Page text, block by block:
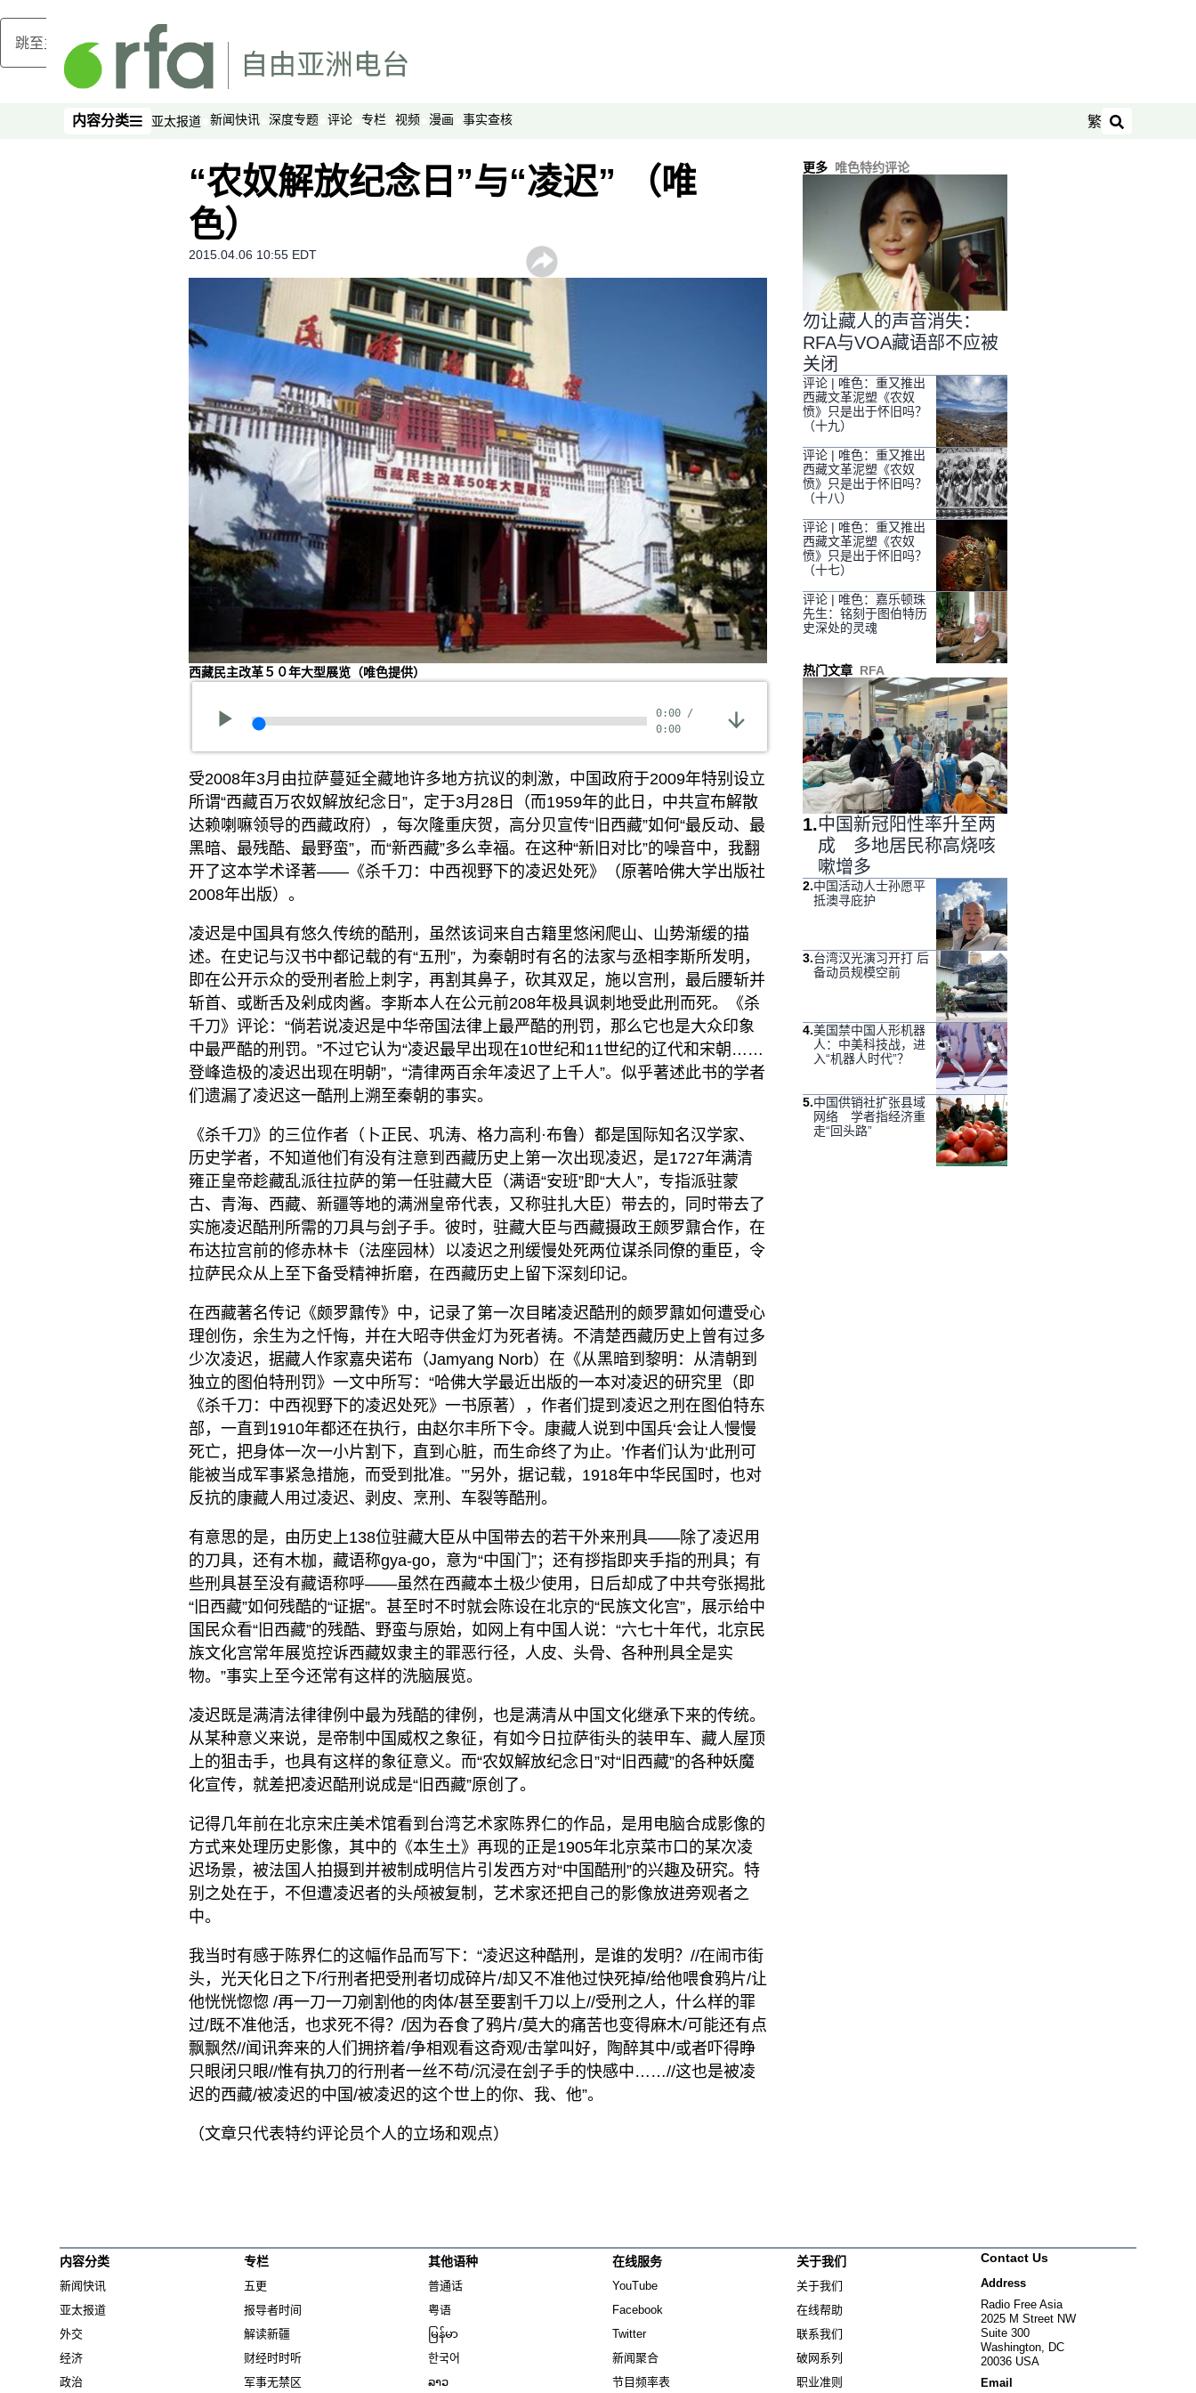
跳至主内容
内容分类
内容分类 亚太报道 新闻快讯 深度专题 评论 专栏 视频 漫画 事实查核 繁
搜索
观点
兵家常事
“农奴解放纪念日”与“凌迟” （唯
色）
2015.04.06 10:55 EDT
西藏民主改革５０年大型展览（唯色提供）
0:00 /
0:00
受2008年3月由拉萨蔓延全藏地许多地方抗议的刺激，中国政府于2009年特别设立
所谓“西藏百万农奴解放纪念日”，定于3月28日（而1959年的此日，中共宣布解散
达赖喇嘛领导的西藏政府），每次隆重庆贺，高分贝宣传“旧西藏”如何“最反动、最
黑暗、最残酷、最野蛮”，而“新西藏”多么幸福。在这种“新旧对比”的噪音中，我翻
开了这本学术译著——《杀千刀：中西视野下的凌迟处死》（原著哈佛大学出版社
2008年出版）。
凌迟是中国具有悠久传统的酷刑，虽然该词来自古籍里悠闲爬山、山势渐缓的描
述。在史记与汉书中都记载的有“五刑”，为秦朝时有名的法家与丞相李斯所发明，
即在公开示众的受刑者脸上刺字，再割其鼻子，砍其双足，施以宫刑，最后腰斩并
斩首、或断舌及剁成肉酱。李斯本人在公元前208年极具讽刺地受此刑而死。《杀
千刀》评论：“倘若说凌迟是中华帝国法律上最严酷的刑罚，那么它也是大众印象
中最严酷的刑罚。”不过它认为“凌迟最早出现在10世纪和11世纪的辽代和宋朝……
登峰造极的凌迟出现在明朝”，“清律两百余年凌迟了上千人”。似乎著述此书的学者
们遗漏了凌迟这一酷刑上溯至秦朝的事实。
《杀千刀》的三位作者（卜正民、巩涛、格力高利·布鲁）都是国际知名汉学家、
历史学者，不知道他们有没有注意到西藏历史上第一次出现凌迟，是1727年满清
雍正皇帝趁藏乱派往拉萨的第一任驻藏大臣（满语“安班”即“大人”，专指派驻蒙
古、青海、西藏、新疆等地的满洲皇帝代表，又称驻扎大臣）带去的，同时带去了
实施凌迟酷刑所需的刀具与刽子手。彼时，驻藏大臣与西藏摄政王颇罗鼐合作，在
布达拉宫前的修赤林卡（法座园林）以凌迟之刑缓慢处死两位谋杀同僚的重臣，令
拉萨民众从上至下备受精神折磨，在西藏历史上留下深刻印记。
在西藏著名传记《颇罗鼐传》中，记录了第一次目睹凌迟酷刑的颇罗鼐如何遭受心
理创伤，余生为之忏悔，并在大昭寺供金灯为死者祷。不清楚西藏历史上曾有过多
少次凌迟，据藏人作家嘉央诺布（Jamyang Norb）在《从黑暗到黎明：从清朝到
独立的图伯特刑罚》一文中所写：“哈佛大学最近出版的一本对凌迟的研究里（即
《杀千刀：中西视野下的凌迟处死》一书原著），作者们提到凌迟之刑在图伯特东
部，一直到1910年都还在执行，由赵尔丰所下令。康藏人说到中国兵‘会让人慢慢
死亡，把身体一次一小片割下，直到心脏，而生命终了为止。’作者们认为‘此刑可
能被当成军事紧急措施，而受到批准。’”另外，据记载，1918年中华民国时，也对
反抗的康藏人用过凌迟、剥皮、烹刑、车裂等酷刑。
有意思的是，由历史上138位驻藏大臣从中国带去的若干外来刑具——除了凌迟用
的刀具，还有木枷，藏语称gya-go，意为“中国门”；还有拶指即夹手指的刑具；有
些刑具甚至没有藏语称呼——虽然在西藏本土极少使用，日后却成了中共夸张揭批
“旧西藏”如何残酷的“证据”。甚至时不时就会陈设在北京的“民族文化宫”，展示给中
国民众看“旧西藏”的残酷、野蛮与原始，如网上有中国人说：“六七十年代，北京民
族文化宫常年展览控诉西藏奴隶主的罪恶行径，人皮、头骨、各种刑具全是实
物。”事实上至今还常有这样的洗脑展览。
凌迟既是满清法律律例中最为残酷的律例，也是满清从中国文化继承下来的传统。
从某种意义来说，是帝制中国威权之象征，有如今日拉萨街头的装甲车、藏人屋顶
上的狙击手，也具有这样的象征意义。而“农奴解放纪念日”对“旧西藏”的各种妖魔
化宣传，就差把凌迟酷刑说成是“旧西藏”原创了。
记得几年前在北京宋庄美术馆看到台湾艺术家陈界仁的作品，是用电脑合成影像的
方式来处理历史影像，其中的《本生土》再现的正是1905年北京菜市口的某次凌
迟场景，被法国人拍摄到并被制成明信片引发西方对“中国酷刑”的兴趣及研究。特
别之处在于，不但遭凌迟者的头颅被复制，艺术家还把自己的影像放进旁观者之
中。
我当时有感于陈界仁的这幅作品而写下：“凌迟这种酷刑，是谁的发明？//在闹市街
头，光天化日之下/行刑者把受刑者切成碎片/却又不准他过快死掉/给他喂食鸦片/让
他恍恍惚惚 /再一刀一刀剜割他的肉体/甚至要割千刀以上//受刑之人，什么样的罪
过/既不准他活，也求死不得？/因为吞食了鸦片/莫大的痛苦也变得麻木/可能还有点
飘飘然//闻讯奔来的人们拥挤着/争相观看这奇观/击掌叫好，陶醉其中/或者吓得睁
只眼闭只眼//惟有执刀的行刑者一丝不苟/沉浸在刽子手的快感中……//这也是被凌
迟的西藏/被凌迟的中国/被凌迟的这个世上的你、我、他”。
（文章只代表特约评论员个人的立场和观点）
更多 唯色特约评论
勿让藏人的声音消失：
RFA与VOA藏语部不应被
关闭
评论 | 唯色：重又推出
西藏文革泥塑《农奴
愤》只是出于怀旧吗？
（十九）
评论 | 唯色：重又推出
西藏文革泥塑《农奴
愤》只是出于怀旧吗？
（十八）
评论 | 唯色：重又推出
西藏文革泥塑《农奴
愤》只是出于怀旧吗？
（十七）
评论 | 唯色：嘉乐顿珠
先生：铭刻于图伯特历
史深处的灵魂
热门文章 RFA
1.中国新冠阳性率升至两
成 多地居民称高烧咳
嗽增多
2.中国活动人士孙愿平
抵澳寻庇护
3.台湾汉光演习开打 后
备动员规模空前
4.美国禁中国人形机器
人：中美科技战，进
入“机器人时代”？
5.中国供销社扩张县域
网络 学者指经济重
走“回头路”
内容分类
新闻快讯
亚太报道
外交
经济
政治
专栏
五更
报导者时间
解读新疆
财经时时听
军事无禁区
其他语种
普通话
粤语
မြန်မာ
한국어
ລາວ
在线服务
YouTube
Facebook
Twitter
新闻聚合
节目频率表
关于我们
关于我们
在线帮助
联系我们
破网系列
职业准则
Contact Us
Address
Radio Free Asia
2025 M Street NW
Suite 300
Washington, DC
20036 USA
Email